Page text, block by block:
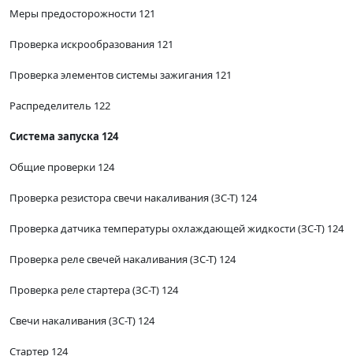
Меры предосторожности 121
Проверка искрообразования 121
Проверка элементов системы зажигания 121
Распределитель 122
Система запуска 124
Общие проверки 124
Проверка резистора свечи накаливания (ЗС-Т) 124
Проверка датчика температуры охлаждающей жидкости (ЗС-Т) 124
Проверка реле свечей накаливания (ЗС-Т) 124
Проверка реле стартера (ЗС-Т) 124
Свечи накаливания (ЗС-Т) 124
Стартер 124